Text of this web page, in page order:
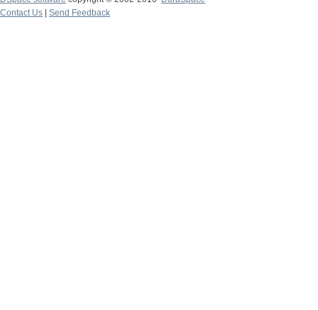
Contact Us
Send Feedback